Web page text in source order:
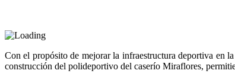
Con el propósito de mejorar la infraestructura deportiva en
construcción del polideportivo del caserío Miraflores,